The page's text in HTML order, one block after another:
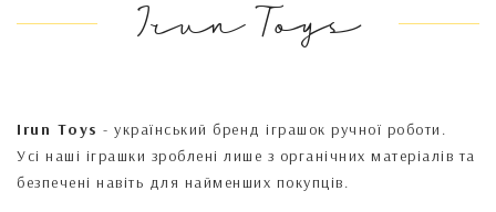
Irun Toys
Irun Toys - український бренд іграшок ручної роботи.
Усі наші іграшки зроблені лише з органічних матеріалів та
безпечені навіть для найменших покупців.